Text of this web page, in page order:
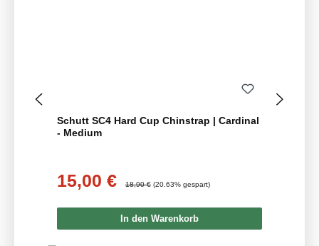
Schutt SC4 Hard Cup Chinstrap | Cardinal
- Medium
Verkaufspreis:
15,00 € 18,90 € (20.63% gespart)
In den Warenkorb